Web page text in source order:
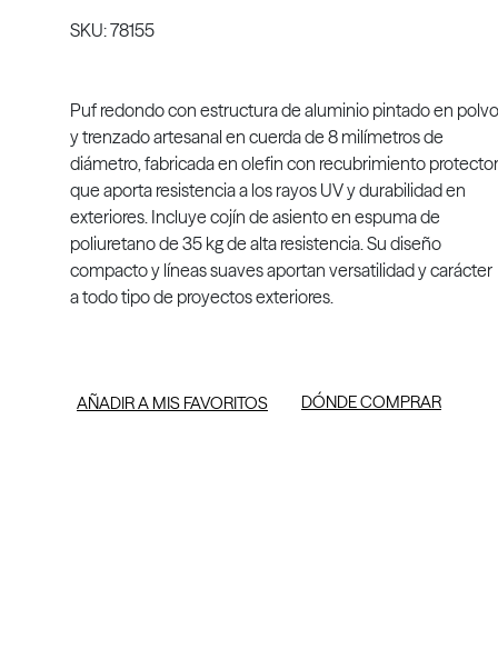
SKU:78155
Puf redondo con estructura de aluminio pintado en polvo
y trenzado artesanal en cuerda de 8 milímetros de
diámetro, fabricada en olefin con recubrimiento protector
que aporta resistencia a los rayos UV y durabilidad en
exteriores. Incluye cojín de asiento en espuma de
poliuretano de 35 kg de alta resistencia. Su diseño
compacto y líneas suaves aportan versatilidad y carácter
a todo tipo de proyectos exteriores.
AÑADIR A MIS FAVORITOS DÓNDE COMPRAR